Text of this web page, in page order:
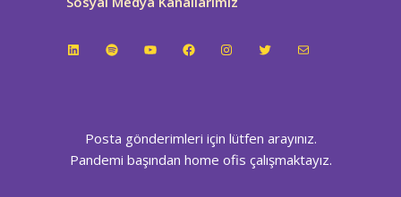
LinkedInSpotifyYouTubeFacebookInstagramTwitterE-posta
Posta gönderimleri için lütfen arayınız.
Pandemi başından home ofis çalışmaktayız.